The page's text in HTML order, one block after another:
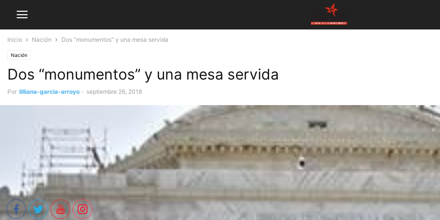
Inicio Nación Dos “monumentos” y una mesa servida
Nación
Dos “monumentos” y una mesa servida
Por lilliana-garcia-arroyo - septiembre 26, 2018